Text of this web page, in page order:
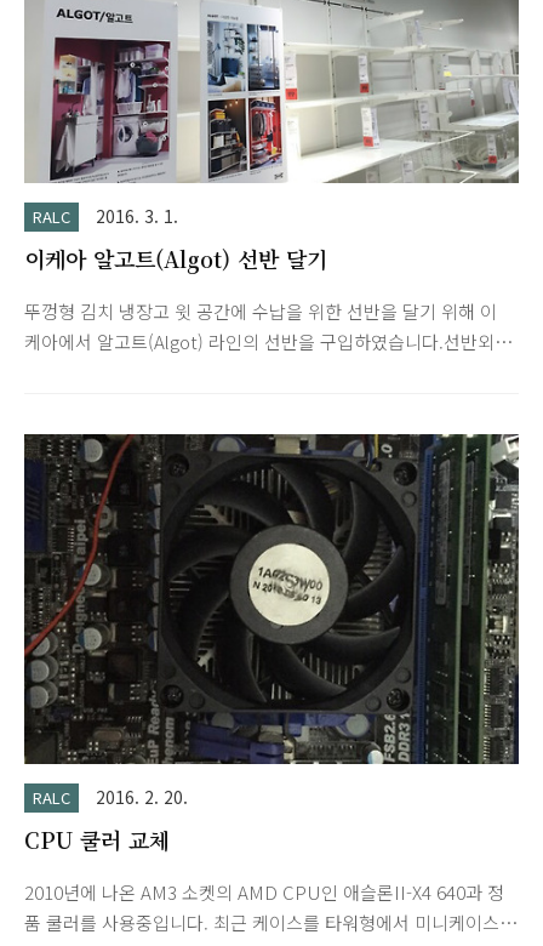
RALC 2016. 3. 1.
이케아 알고트(Algot) 선반 달기
뚜껑형 김치 냉장고 윗 공간에 수납을 위한 선반을 달기 위해 이
케아에서 알고트(Algot) 라인의 선반을 구입하였습니다.선반외에
제의 뚜껑형 김치냉장고의 빈 공간입니다. 참고로 평소에 셀프 인
테리어를 좋아한다거나 잘하는 사람은 아닙니다. 저 같은 사람도
혼자서 달 수 있다는 걸 기록으로 남겨보려고...콘크리트 벽면이
어서 드릴 비트(Size:6)로 구멍을 내고, 동봉된 설명서를 참고로
해서 벽면 세로 지지대를 칼블록(앙카)과 나사로 고정하였습니
다. 칼블록(앙카)는 별도 구매하셔야 합니다. 선반 지지대를 홈에
맞게 지지하고 상판을 끼워서 설치를 마쳤습니다. 참고로 먼저 선
반 상판 지지대..
RALC 2016. 2. 20.
CPU 쿨러 교체
2010년에 나온 AM3 소켓의 AMD CPU인 애슬론II-X4 640과 정
품 쿨러를 사용중입니다. 최근 케이스를 타워형에서 미니케이스